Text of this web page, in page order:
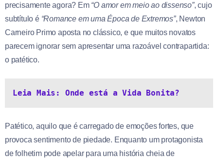
precisamente agora? Em“O amor em meio ao dissenso”, cujo
subtítulo é “Romance em uma Época de Extremos”, Newton
Carneiro Primo aposta no clássico, e que muitos novatos
parecem ignorar sem apresentar uma razoável contrapartida:
o patético.
Leia Mais: Onde está a Vida Bonita?
Patético, aquilo que é carregado de emoções fortes, que
provoca sentimento de piedade. Enquanto um protagonista
de folhetim pode apelar para uma história cheia de